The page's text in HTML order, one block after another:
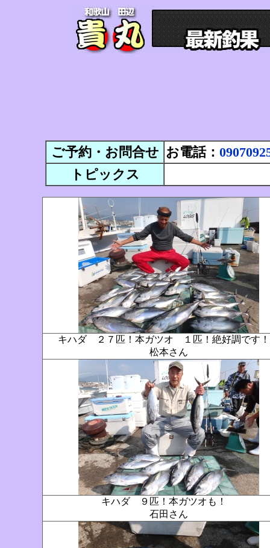
ご予約・お問合せ お電話：
トピックス
キハダ ２７匹！本ガツオ １匹！絶好調で
松本さん
キハダ ９匹！本ガツオも！
石田さん